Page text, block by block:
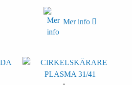
Mer info